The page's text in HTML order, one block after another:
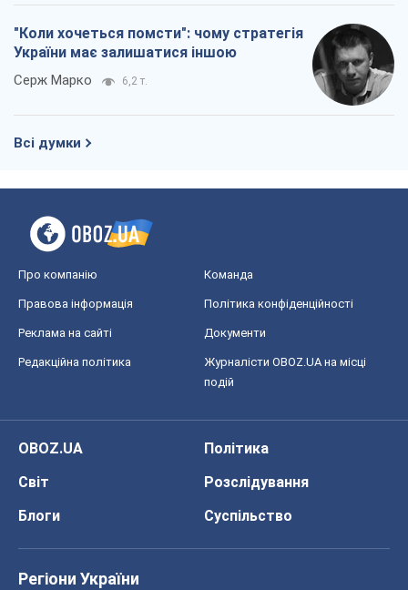
"Коли хочеться помсти": чому стратегія
України має залишатися іншою
Серж Марко 6,2 т.
Всі думки
Про компанію Команда
Правова інформація Політика конфіденційності
Реклама на сайті Документи
Редакційна політика
Журналісти OBOZ.UA на місці
подій
OBOZ.UA
Політика
Світ
Розслідування
Блоги
Суспільство
Регіони України